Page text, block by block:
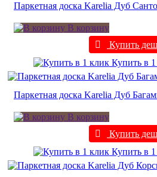
Паркетная доска Karelia Дуб
В корзину
Купить
Купить в 1
Паркетная доска Karelia Дуб
В корзину
Купить
Купить в 1